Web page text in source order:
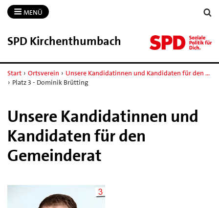
MENÜ
SPD Kirchenthumbach
Start › Ortsverein › Unsere Kandidatinnen und Kandidaten für den …
› Platz 3 - Dominik Brütting
Unsere Kandidatinnen und
Kandidaten für den
Gemeinderat